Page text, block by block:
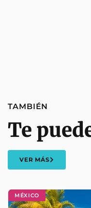
MÉXICO
TAMBIÉN
Te
VER MÁS